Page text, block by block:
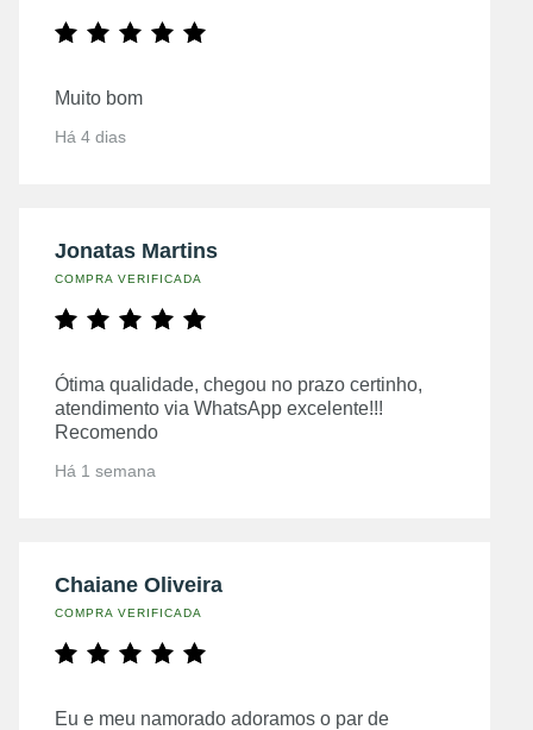
Muito bom
Há 4 dias
Jonatas Martins
COMPRA VERIFICADA
Ótima qualidade, chegou no prazo certinho,
atendimento via WhatsApp excelente!!!
Recomendo
Há 1 semana
Chaiane Oliveira
COMPRA VERIFICADA
Eu e meu namorado adoramos o par de